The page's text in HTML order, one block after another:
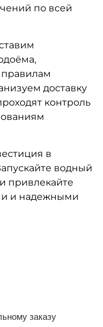
по всей
доставку
контроль
в
водный
привлекайте
и надежными
заказу